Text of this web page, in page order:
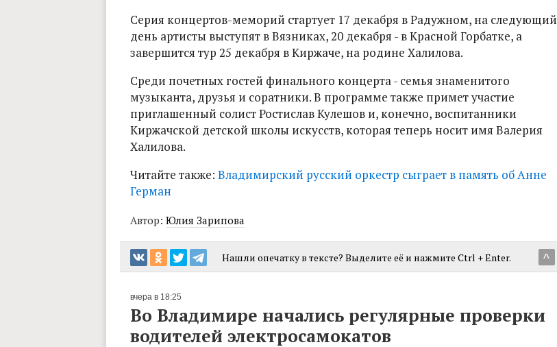
Серия концертов-меморий стартует 17 декабря в Радужном, на следующий
день артисты выступят в Вязниках, 20 декабря - в Красной Горбатке, а
завершится тур 25 декабря в Киржаче, на родине Халилова.
Среди почетных гостей финального концерта - семья знаменитого
музыканта, друзья и соратники. В программе также примет участие
приглашенный солист Ростислав Кулешов и, конечно, воспитанники
Киржачской детской школы искусств, которая теперь носит имя Валерия
Халилова.
Читайте также: Владимирский русский оркестр сыграет в память об Анне
Герман
Автор: Юлия Зарипова
^
Нашли опечатку в тексте? Выделите её и нажмите Ctrl + Enter.
вчера в 18:25
Во Владимире начались регулярные проверки
водителей электросамокатов